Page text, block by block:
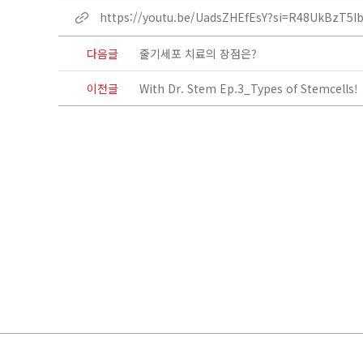
https://youtu.be/
다음글 줄기세포 치료의 장점은?
이전글 With Dr. Stem Ep.3_Types of Stemcells!